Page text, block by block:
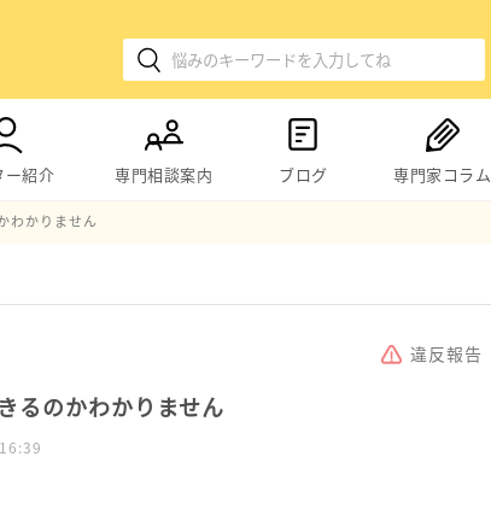
ー紹介 専門相談案内 ブログ 専門家コラム
わかりません
違反報告
るのかわかりません